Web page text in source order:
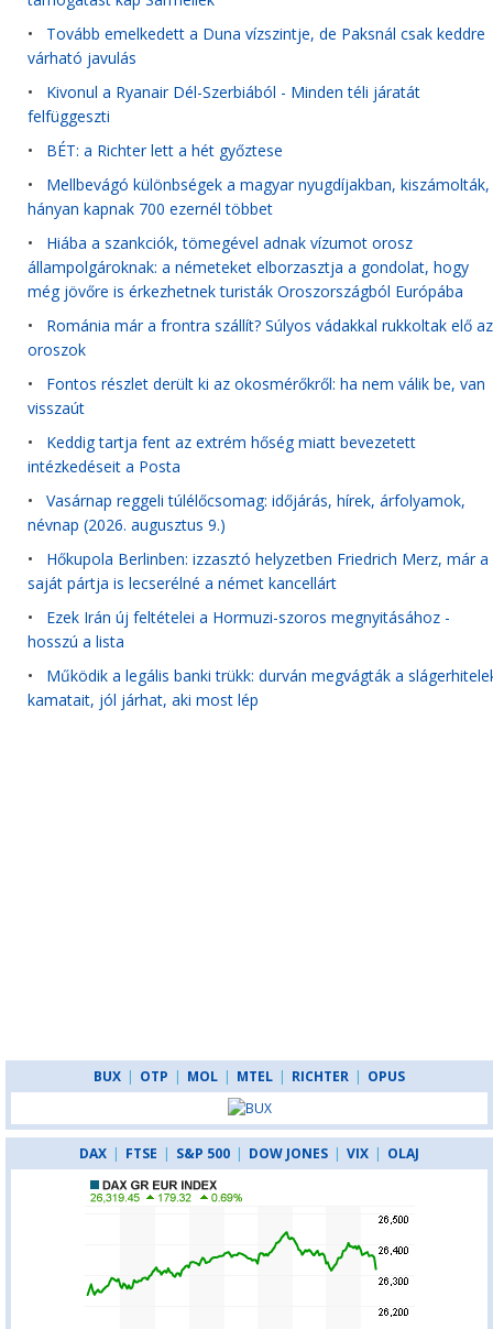
• Tovább emelkedett a Duna vízszintje, de Paksnál csak keddre
várható javulás
• Kivonul a Ryanair Dél-Szerbiából - Minden téli járatát
felfüggeszti
• BÉT: a Richter lett a hét győztese
• Mellbevágó különbségek a magyar nyugdíjakban, kiszámolták,
hányan kapnak 700 ezernél többet
• Hiába a szankciók, tömegével adnak vízumot orosz
állampolgároknak: a németeket elborzasztja a gondolat, hogy
még jövőre is érkezhetnek turisták Oroszországból Európába
• Románia már a frontra szállít? Súlyos vádakkal rukkoltak elő az
oroszok
• Fontos részlet derült ki az okosmérőkről: ha nem válik be, van
visszaút
• Keddig tartja fent az extrém hőség miatt bevezetett
intézkedéseit a Posta
• Vasárnap reggeli túlélőcsomag: időjárás, hírek, árfolyamok,
névnap (2026. augusztus 9.)
• Hőkupola Berlinben: izzasztó helyzetben Friedrich Merz, már a
saját pártja is lecserélné a német kancellárt
• Ezek Irán új feltételei a Hormuzi-szoros megnyitásához -
hosszú a lista
• Működik a legális banki trükk: durván megvágták a
kamatait, jól járhat, aki most lép
BUX | OTP | MOL | MTEL | RICHTER | OPUS
DAX | FTSE | S&P 500 | DOW JONES | VIX | OLAJ